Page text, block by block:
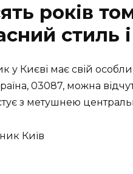
років
стиль
у Києві має свій
03087, можна
з метушнею